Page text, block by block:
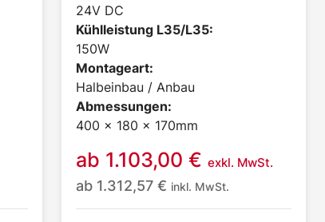
24V DC
Kühlleistung L35/L35:
150W
Montageart:
Halbeinbau / Anbau
Abmessungen:
400 x 180 x 170mm
ab 1.103,00 € exkl. MwSt.
ab 1.312,57 € inkl. MwSt.